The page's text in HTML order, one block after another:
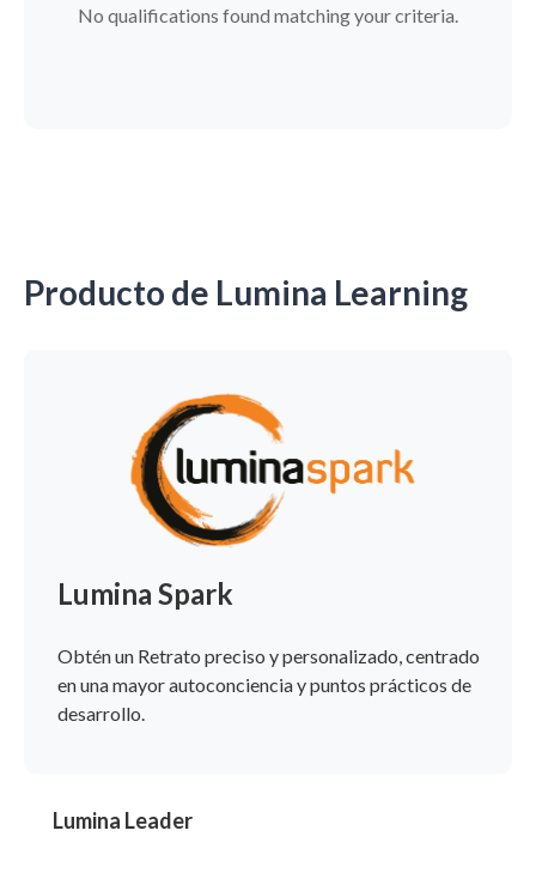
No qualifications found matching your criteria.
Producto de Lumina Learning
Lumina Spark
Obtén un Retrato preciso y personalizado, centrado
en una mayor autoconciencia y puntos prácticos de
desarrollo.
Lumina Leader